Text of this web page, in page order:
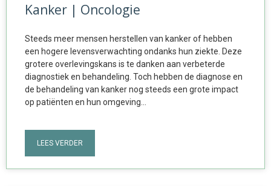
Kanker | Oncologie
Steeds meer mensen herstellen van kanker of hebben
een hogere levensverwachting ondanks hun ziekte. Deze
grotere overlevingskans is te danken aan verbeterde
diagnostiek en behandeling. Toch hebben de diagnose en
de behandeling van kanker nog steeds een grote impact
op patiënten en hun omgeving…
LEES VERDER